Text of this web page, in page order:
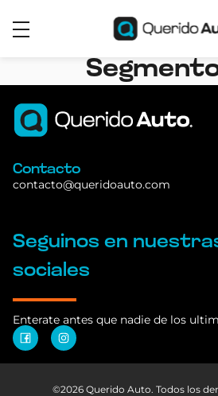
Contacto
contacto@queridoauto.com
Seguinos en
sociales
Enterate antes que nadie de los
©2026 Querido Auto. Todos los